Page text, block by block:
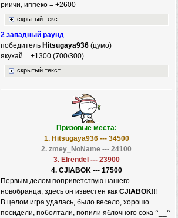
риичи, иппеко = +2600
скрытый текст
2 западный раунд
победитель Hitsugaya936 (цумо)
якухай = +1300 (700/300)
скрытый текст
Призовые места:
1. Hitsugaya936 --- 34500
2. zmey_NoName --- 24100
3. Elrendel --- 23900
4. CJIABOK --- 17500
Первым делом поприветствую нашего
новобранца, здесь он известен как CJIABOK!!!
В целом игра удалась, было весело, хорошо
посидели, поболтали, попили яблочного сока ^__^